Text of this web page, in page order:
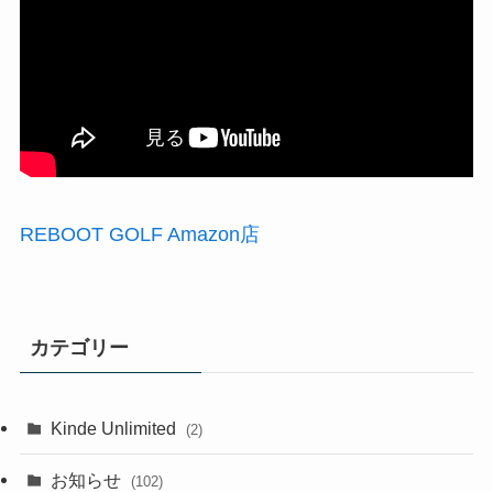
REBOOT GOLF Amazon店
カテゴリー
Kinde Unlimited (2)
お知らせ (102)